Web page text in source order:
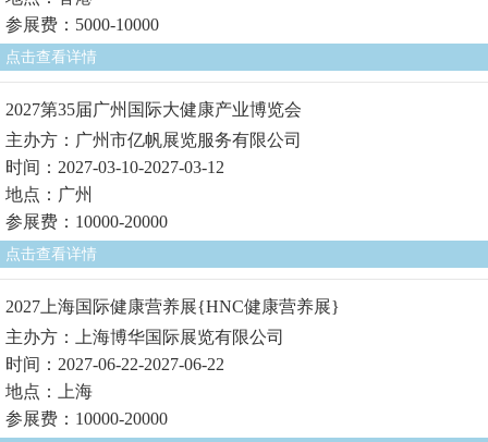
参展费：5000-10000
点击查看详情
2027第35届广州国际大健康产业博览会
主办方：广州市亿帆展览服务有限公司
时间：2027-03-10-2027-03-12
地点：广州
参展费：10000-20000
点击查看详情
2027上海国际健康营养展{HNC健康营养展}
主办方：上海博华国际展览有限公司
时间：2027-06-22-2027-06-22
地点：上海
参展费：10000-20000